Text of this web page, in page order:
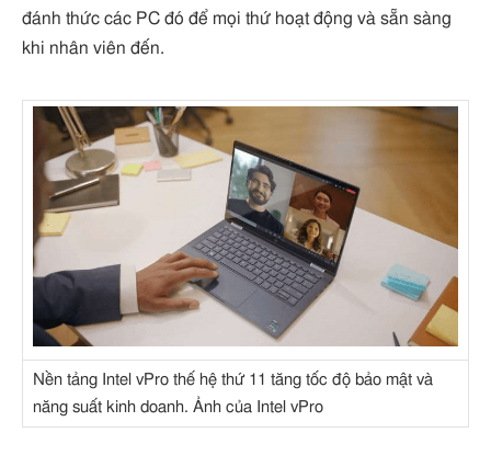
đánh thức các PC đó để mọi thứ hoạt động và sẵn sàng
khi nhân viên đến.
Nền tảng Intel vPro thế hệ thứ 11 tăng tốc độ bảo mật và
năng suất kinh doanh. Ảnh của Intel vPro